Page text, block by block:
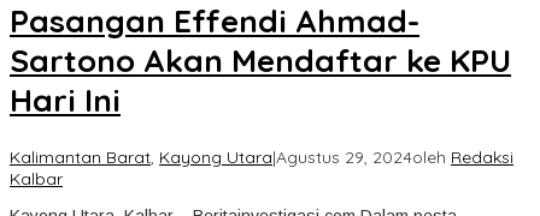
Pasangan Effendi Ahmad-
Sartono Akan Mendaftar ke KPU
Hari Ini
Kalimantan Barat, Kayong Utara|Agustus 29, 2024oleh Redaksi
Kalbar